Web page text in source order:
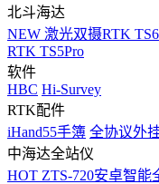
北斗海达
NEW 激光双摄RTK TS6
RTK TS5Pro
软件
HBC Hi-Survey
RTK配件
iHand55手簿 全协议外
中海达全站仪
HOT ZTS-720安卓智能